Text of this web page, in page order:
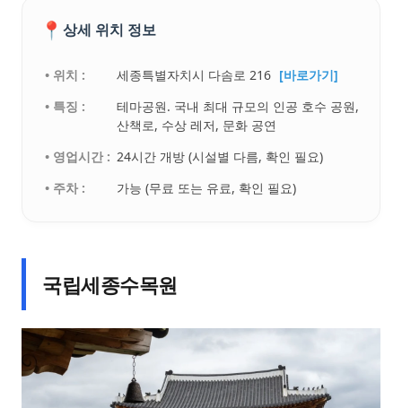
📍 상세 위치 정보
• 위치 : 세종특별자치시 다솜로 216 [바로가기]
• 특징 :
테마공원. 국내 최대 규모의 인공 호수 공원,
산책로, 수상 레저, 문화 공연
• 영업시간 : 24시간 개방 (시설별 다름, 확인 필요)
• 주차 :
가능 (무료 또는 유료, 확인 필요)
국립세종수목원